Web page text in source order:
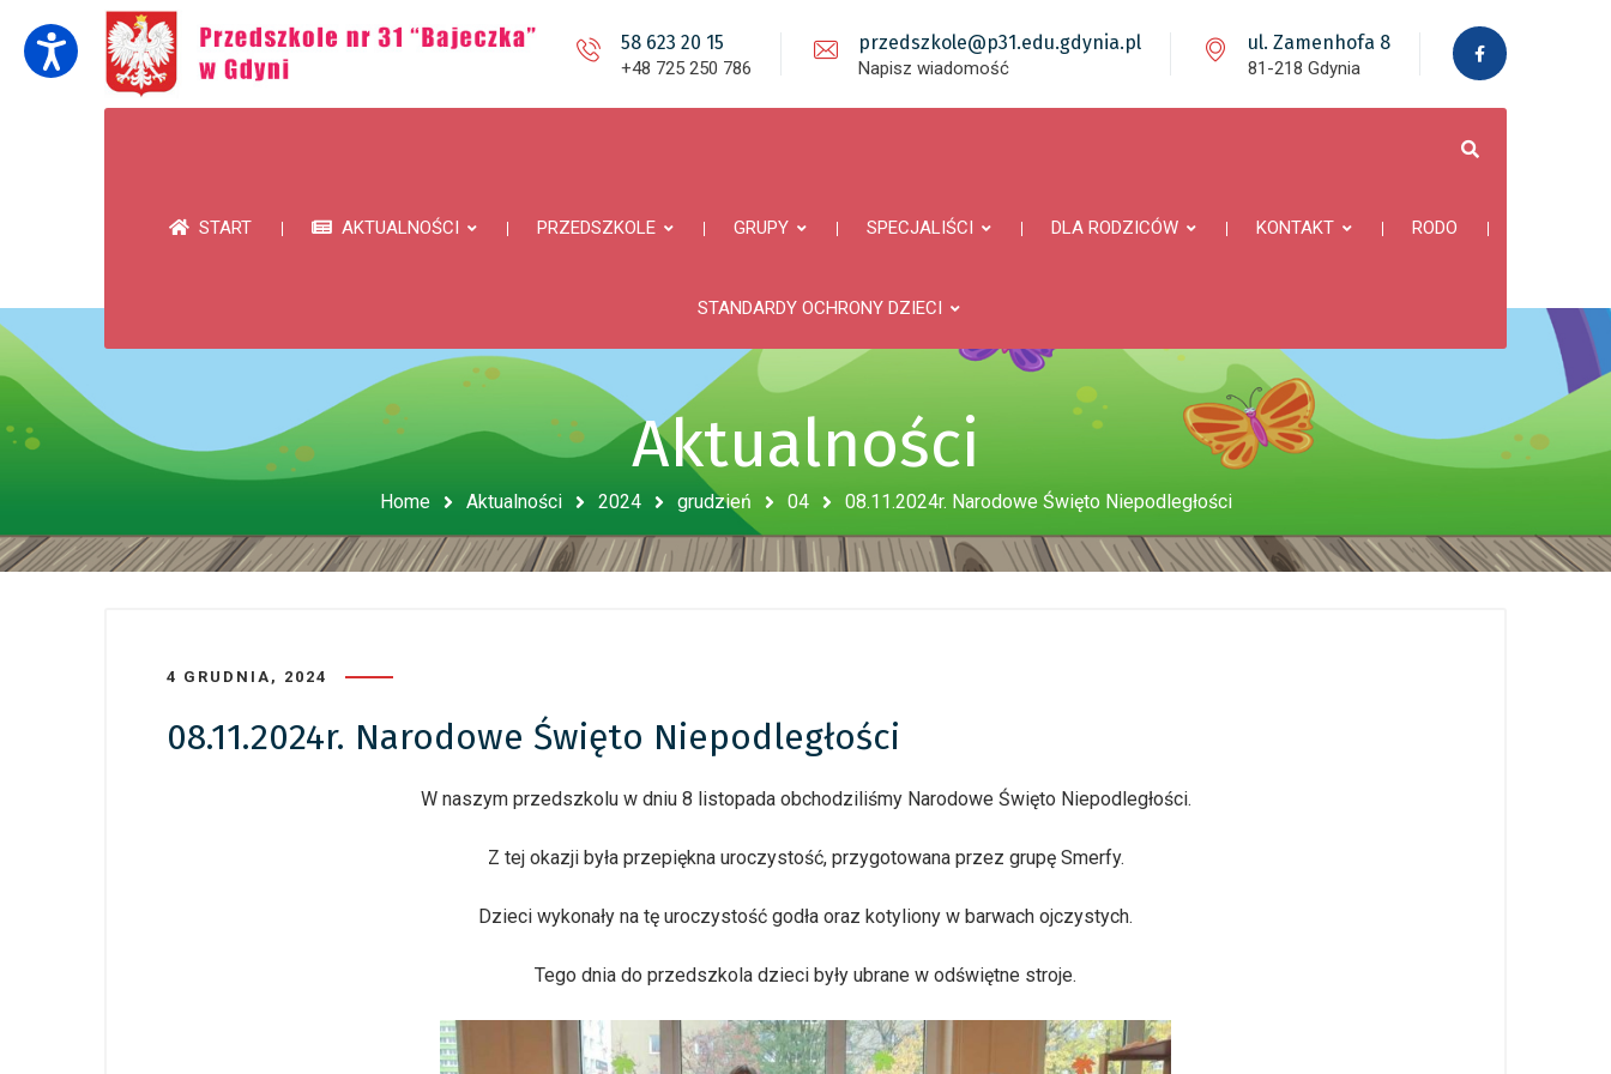
58 623 20 15
+48 725 250 786
przedszkole@p31.edu.gdynia.pl
Napisz wiadomość
ul. Zamenhofa 8
81-218 Gdynia
START AKTUALNOŚCI PRZEDSZKOLE GRUPY SPECJALIŚCI DLA RODZICÓW KONTAKT RODO
STANDARDY OCHRONY DZIECI
Aktualności
Home Aktualności 2024 grudzień 04 08.11.2024r. Narodowe Święto Niepodległości
4 GRUDNIA, 2024
08.11.2024r. Narodowe Święto Niepodległości
W naszym przedszkolu w dniu 8 listopada obchodziliśmy Narodowe Święto Niepodległości.
Z tej okazji była przepiękna uroczystość, przygotowana przez grupę Smerfy.
Dzieci wykonały na tę uroczystość godła oraz kotyliony w barwach ojczystych.
Tego dnia do przedszkola dzieci były ubrane w odświętne stroje.